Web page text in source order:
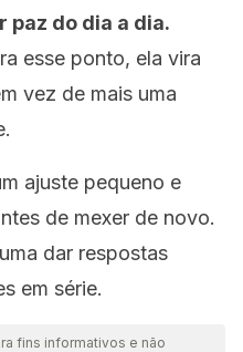
paz do dia a dia.
esse ponto, ela vira
vez de mais uma
ajuste pequeno e
de mexer de novo.
dar respostas
em série.
fins informativos e não